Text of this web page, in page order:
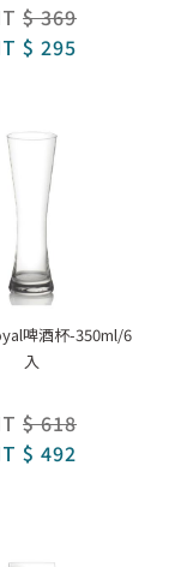
$ 369
$ 295
啤酒杯-350ml/6
入
$ 618
$ 492